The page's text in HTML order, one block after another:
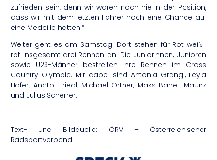
zufrieden sein, denn wir waren noch nie in der Position,
dass wir mit dem letzten Fahrer noch eine Chance auf
eine Medaille hatten.“
Weiter geht es am Samstag. Dort stehen für Rot-weiß-
rot insgesamt drei Rennen an. Die Juniorinnen, Junioren
sowie U23-Männer bestreiten ihre Rennen im Cross
Country Olympic. Mit dabei sind Antonia Grangl, Leyla
Höfer, Anatol Friedl, Michael Ortner, Maks Barret Maunz
und Julius Scherrer.
Text- und Bildquelle: ÖRV – Österreichischer
Radsportverband